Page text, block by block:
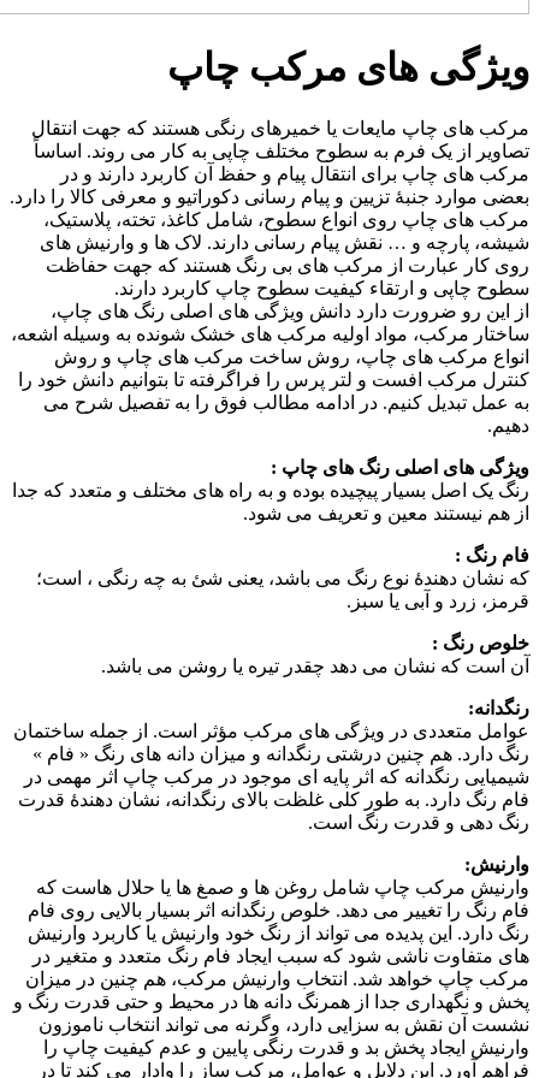
ویژگى هاى مرکب چاپ
مرکب های چاپ مایعات یا خمیرهای رنگی هستند که جهت انتقال
تصاویر از یک فرم به سطوح مختلف چاپی به کار می روند. اساساً
مرکب های چاپ برای انتقال پیام و حفظ آن کاربرد دارند و در
بعضی موارد جنبهٔ تزیین و پیام رسانی دکوراتیو و معرفی کالا را دارد.
مرکب های چاپ روی انواع سطوح، شامل کاغذ، تخته، پلاستیک،
شیشه، پارچه و … نقش پیام رسانی دارند. لاک ها و وارنیش های
روی کار عبارت از مرکب های بی رنگ هستند که جهت حفاظت
سطوح چاپی و ارتقاء کیفیت سطوح چاپ کاربرد دارند.
از این رو ضرورت دارد دانش ویژگی های اصلی رنگ های چاپ،
ساختار مرکب، مواد اولیه مرکب های خشک شونده به وسیله اشعه،
انواع مرکب های چاپ، روش ساخت مرکب های چاپ و روش
کنترل مرکب افست و لتر پرس را فراگرفته تا بتوانیم دانش خود را
به عمل تبدیل کنیم. در ادامه مطالب فوق را به تفصیل شرح می
دهیم.
ویژگی های اصلی رنگ های چاپ :
رنگ یک اصل بسیار پیچیده بوده و به راه های مختلف و متعدد که جدا
از هم نیستند معین و تعریف می شود.
فام رنگ :
که نشان دهندهٔ نوع رنگ می باشد، یعنی شئ به چه رنگی ، است؛
قرمز، زرد و آبی یا سبز.
خلوص رنگ :
آن است که نشان می دهد چقدر تیره یا روشن می باشد.
رنگدانه:
عوامل متعددی در ویژگی های مرکب مؤثر است. از جمله ساختمان
رنگ دارد. هم چنین درشتی رنگدانه و میزان دانه های رنگ « فام »
شیمیایی رنگدانه که اثر پایه ای موجود در مرکب چاپ اثر مهمی در
فام رنگ دارد. به طور کلی غلظت بالای رنگدانه، نشان دهندهٔ قدرت
رنگ دهی و قدرت رنگ است.
وارنیش:
وارنیش مرکب چاپ شامل روغن ها و صمغ ها یا حلال هاست که
فام رنگ را تغییر می دهد. خلوص رنگدانه اثر بسیار بالایی روی فام
رنگ دارد. این پدیده می تواند از رنگ خود وارنیش یا کاربرد وارنیش
های متفاوت ناشی شود که سبب ایجاد فام رنگ متعدد و متغیر در
مرکب چاپ خواهد شد. انتخاب وارنیش مرکب، هم چنین در میزان
پخش و نگهداری جدا از همرنگ دانه ها در محیط و حتی قدرت رنگ و
نشست آن نقش به سزایی دارد، وگرنه می تواند انتخاب ناموزون
وارنیش ایجاد پخش بد و قدرت رنگی پایین و عدم کیفیت چاپ را
فراهم آورد. این دلایل و عوامل، مرکب ساز را وادار می کند تا در